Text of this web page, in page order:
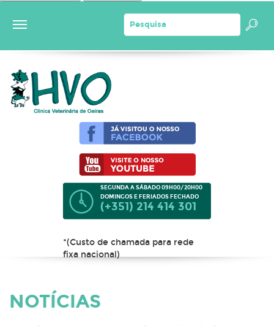
SEGUNDA A SÁBADO 09H00/20H00
DOMINGOS E FERIADOS FECHADO
(+351) 214 414 301
*(Custo de chamada para rede
fixa nacional)
NOTÍCIAS